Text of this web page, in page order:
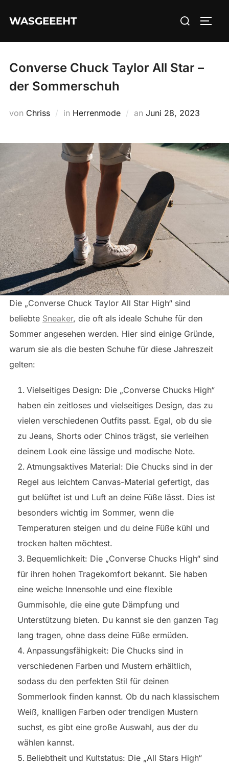
InhaltWASGEEEHT
Suchen
Converse Chuck Taylor All Star –
der Sommerschuh
von Chriss in Herrenmode an Veröffentlicht
Juni 28, 2023
Die „Converse Chuck Taylor All Star High“ sind
beliebte Sneaker, die oft als ideale Schuhe für den
Sommer angesehen werden. Hier sind einige Gründe,
warum sie als die besten Schuhe für diese Jahreszeit
gelten:
Vielseitiges Design: Die „Converse Chucks High“
haben ein zeitloses und vielseitiges Design, das zu
vielen verschiedenen Outfits passt. Egal, ob du sie
zu Jeans, Shorts oder Chinos trägst, sie verleihen
deinem Look eine lässige und modische Note.
Atmungsaktives Material: Die Chucks sind in der
Regel aus leichtem Canvas-Material gefertigt, das
gut belüftet ist und Luft an deine Füße lässt. Dies ist
besonders wichtig im Sommer, wenn die
Temperaturen steigen und du deine Füße kühl und
trocken halten möchtest.
Bequemlichkeit: Die „Converse Chucks High“ sind
für ihren hohen Tragekomfort bekannt. Sie haben
eine weiche Innensohle und eine flexible
Gummisohle, die eine gute Dämpfung und
Unterstützung bieten. Du kannst sie den ganzen Tag
lang tragen, ohne dass deine Füße ermüden.
Anpassungsfähigkeit: Die Chucks sind in
verschiedenen Farben und Mustern erhältlich,
sodass du den perfekten Stil für deinen
Sommerlook finden kannst. Ob du nach klassischem
Weiß, knalligen Farben oder trendigen Mustern
suchst, es gibt eine große Auswahl, aus der du
wählen kannst.
Beliebtheit und Kultstatus: Die „All Stars High“